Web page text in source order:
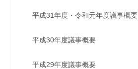
平成31年度・令和元年度議事概要
平成30年度議事概要
平成29年度議事概要